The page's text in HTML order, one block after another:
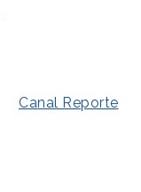
Canal Reporte